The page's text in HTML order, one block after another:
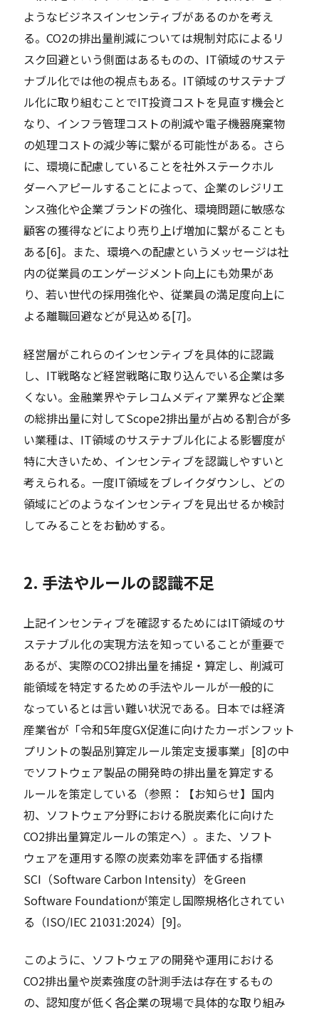
ようなビジネスインセンティブがあるのかを考え
る。CO2の排出量削減については規制対応によるリ
スク回避という側面はあるものの、IT領域のサステ
ナブル化では他の視点もある。IT領域のサステナブ
ル化に取り組むことでIT投資コストを見直す機会と
なり、インフラ管理コストの削減や電子機器廃棄物
の処理コストの減少等に繋がる可能性がある。さら
に、環境に配慮していることを社外ステークホル
ダーへアピールすることによって、企業のレジリエ
ンス強化や企業ブランドの強化、環境問題に敏感な
顧客の獲得などにより売り上げ増加に繋がることも
ある[6]。また、環境への配慮というメッセージは社
内の従業員のエンゲージメント向上にも効果があ
り、若い世代の採用強化や、従業員の満足度向上に
よる離職回避などが見込める[7]。
経営層がこれらのインセンティブを具体的に認識
し、IT戦略など経営戦略に取り込んでいる企業は多
くない。金融業界やテレコムメディア業界など企業
の総排出量に対してScope2排出量が占める割合が多
い業種は、IT領域のサステナブル化による影響度が
特に大きいため、インセンティブを認識しやすいと
考えられる。一度IT領域をブレイクダウンし、どの
領域にどのようなインセンティブを見出せるか検討
してみることをお勧めする。
2. 手法やルールの認識不足
上記インセンティブを確認するためにはIT領域のサ
ステナブル化の実現方法を知っていることが重要で
あるが、実際のCO2排出量を捕捉・算定し、削減可
能領域を特定するための手法やルールが一般的に
なっているとは言い難い状況である。日本では経済
産業省が「令和5年度GX促進に向けたカーボンフット
プリントの製品別算定ルール策定支援事業」[8]の中
でソフトウェア製品の開発時の排出量を算定する
ルールを策定している（参照：【お知らせ】国内
初、ソフトウェア分野における脱炭素化に向けた
CO2排出量算定ルールの策定へ）。また、ソフト
ウェアを運用する際の炭素効率を評価する指標
SCI（Software Carbon Intensity）をGreen
Software Foundationが策定し国際規格化されてい
る（ISO/IEC 21031:2024）[9]。
このように、ソフトウェアの開発や運用における
CO2排出量や炭素強度の計測手法は存在するもの
の、認知度が低く各企業の現場で具体的な取り組み